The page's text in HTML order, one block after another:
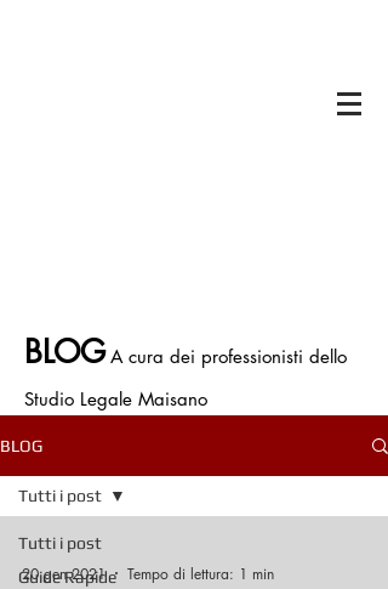
BLOG A cura dei professionisti dello
Studio Legale Maisano
BLOG
Tutti i post
Guide Rapide
Tutti i post
20 gen 2021 Tempo di lettura: 1 min